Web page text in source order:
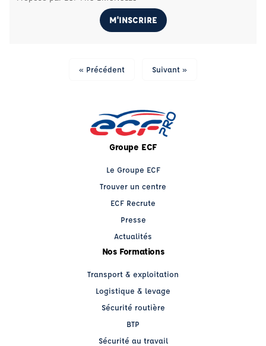
M'INSCRIRE
« Précédent Suivant »
Groupe ECF
Le Groupe ECF
Trouver un centre
ECF Recrute
Presse
Actualités
Nos Formations
Transport & exploitation
Logistique & levage
Sécurité routière
BTP
Sécurité au travail